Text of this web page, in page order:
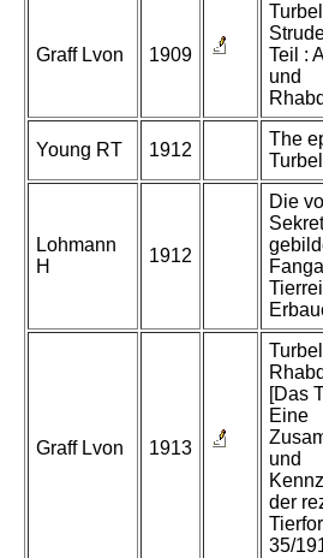
Graff Lvon 1909
Teil :
und
Young RT 1912
The
Lohmann
H
1912
Die
Graff Lvon 1913
[Das
Eine
und
der
35/